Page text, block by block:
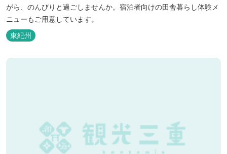
がら、のんびりと過ごしませんか。宿泊者向けの田舎暮らし体験メ
ニューもご用意しています。
東紀州